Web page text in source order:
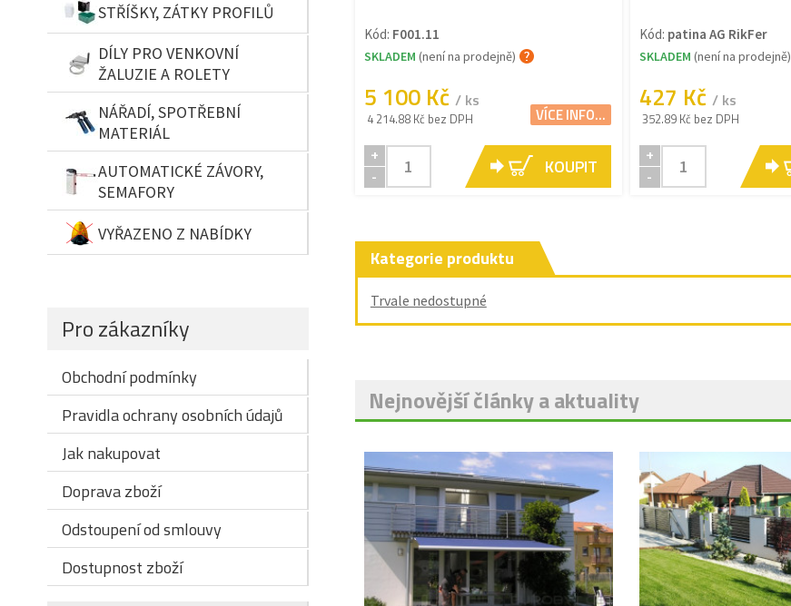
STŘÍŠKY, ZÁTKY PROFILŮ
DÍLY PRO VENKOVNÍ
ŽALUZIE A ROLETY
NÁŘADÍ, SPOTŘEBNÍ
MATERIÁL
AUTOMATICKÉ ZÁVORY,
SEMAFORY
VYŘAZENO Z NABÍDKY
Pro zákazníky
Obchodní podmínky
Pravidla ochrany osobních údajů
Jak nakupovat
Doprava zboží
Odstoupení od smlouvy
Dostupnost zboží
Kód: F001.11
SKLADEM (není na prodejně)
5 100 Kč / ks
4 214.88 Kč bez DPH VÍCE INFO...
+
-
KOUPIT
Kód: patina AG RikFer
SKLADEM (není na prodejně)
427 Kč / ks
352.89 Kč bez DPH
+
-
Kategorie produktu
Trvale nedostupné
Nejnovější články a aktuality